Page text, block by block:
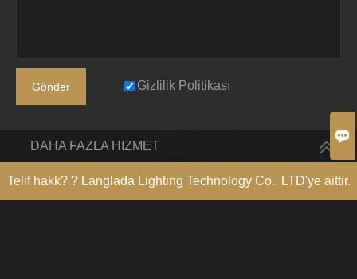
Gönder Gizlilik Politikası
DAHA FAZLA HIZMET
Telif hakk? ? Langlada Lighting Technology Co., LTD'ye aittir.
